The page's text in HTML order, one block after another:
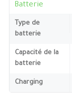
Batterie
Type de
batterie
Capacité de la
batterie
Charging